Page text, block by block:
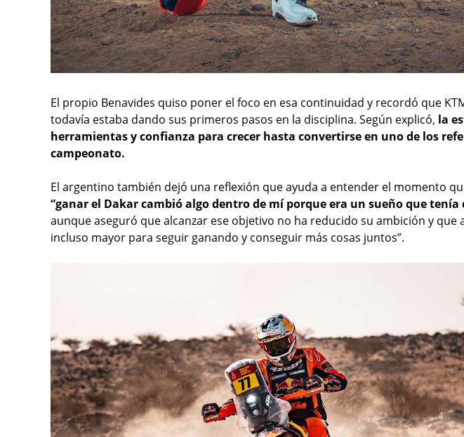
El propio Benavides quiso poner el foco en esa continuidad y recordó que
todavía estaba dando sus primeros pasos en la disciplina. Según explicó, la
herramientas y confianza para crecer hasta convertirse en uno de los
campeonato.
El argentino también dejó una reflexión que ayuda a entender el momento
“ganar el Dakar cambió algo dentro de mí porque era un sueño que tenía
aunque aseguró que alcanzar ese objetivo no ha reducido su ambición y que
incluso mayor para seguir ganando y conseguir más cosas juntos”.